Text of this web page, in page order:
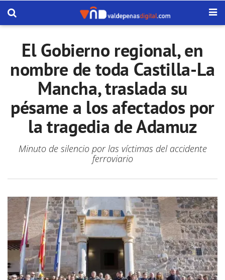
El Gobierno regional, en
nombre de toda Castilla-La
Mancha, traslada su
pésame a los afectados por
la tragedia de Adamuz
Minuto de silencio por las víctimas del accidente
ferroviario